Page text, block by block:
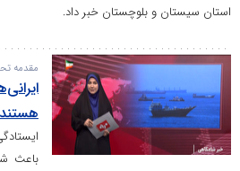
بلوچستان خبر داد.
مقدمه تحلیلی خبر ۲۱:
ایرانی‌ها ملتی
هستند
ایستادگی و مقاومت
باعث شده دنیا ایران